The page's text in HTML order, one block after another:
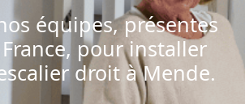
équipes, présentes
pour installer
droit à Mende.